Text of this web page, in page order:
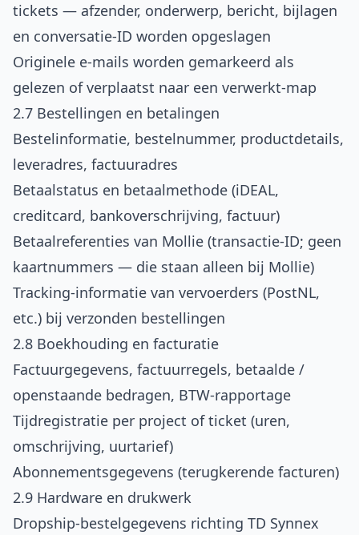
tickets — afzender, onderwerp, bericht, bijlagen
en conversatie-ID worden opgeslagen
Originele e-mails worden gemarkeerd als
gelezen of verplaatst naar een verwerkt-map
2.7 Bestellingen en betalingen
Bestelinformatie, bestelnummer, productdetails,
leveradres, factuuradres
Betaalstatus en betaalmethode (iDEAL,
creditcard, bankoverschrijving, factuur)
Betaalreferenties van Mollie (transactie-ID; geen
kaartnummers — die staan alleen bij Mollie)
Tracking-informatie van vervoerders (PostNL,
etc.) bij verzonden bestellingen
2.8 Boekhouding en facturatie
Factuurgegevens, factuurregels, betaalde /
openstaande bedragen, BTW-rapportage
Tijdregistratie per project of ticket (uren,
omschrijving, uurtarief)
Abonnementsgegevens (terugkerende facturen)
2.9 Hardware en drukwerk
Dropship-bestelgegevens richting TD Synnex